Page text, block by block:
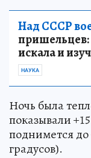
Над СССР
пришельцев:
искала и
НАУКА
Ночь была
показывали
поднимется до
градусов).